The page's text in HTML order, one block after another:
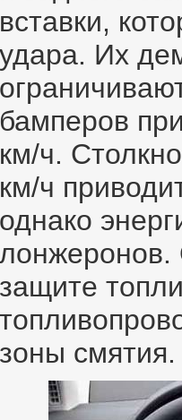
вставки,
удара. Их
бамперов
км/ч.
км/ч
однако
лонжеронов.
защите
зоны смятия.